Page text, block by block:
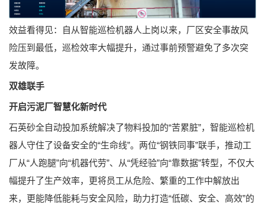
效益看得见：自从智能巡检机器人上岗以来，厂区安全事故风
险压到最低，巡检效率大幅提升，通过事前预警避免了多次突
发故障。
双雄联手
开启污泥厂智慧化新时代
石英砂全自动投加系统解决了物料投加的“苦累脏”，智能巡检机
器人守住了设备安全的“生命线”。两位“钢铁同事”联手，推动工
厂从“人跑腿”向“机器代劳”、从“凭经验”向“靠数据”转型，不仅大
幅提升了生产效率，更将员工从危险、繁重的工作中解放出
来，更能降低能耗与安全风险，助力打造“低碳、安全、高效”的